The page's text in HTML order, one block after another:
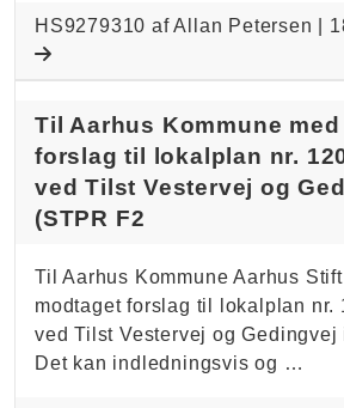
HS9279310 af Allan Petersen |
Til Aarhus Kommune
forslag til lokalplan nr.
ved Tilst Vestervej og
(STPR F2
Til Aarhus Kommune Aarhus
modtaget forslag til lokalplan nr.
ved Tilst Vestervej og
Det kan indledningsvis og …